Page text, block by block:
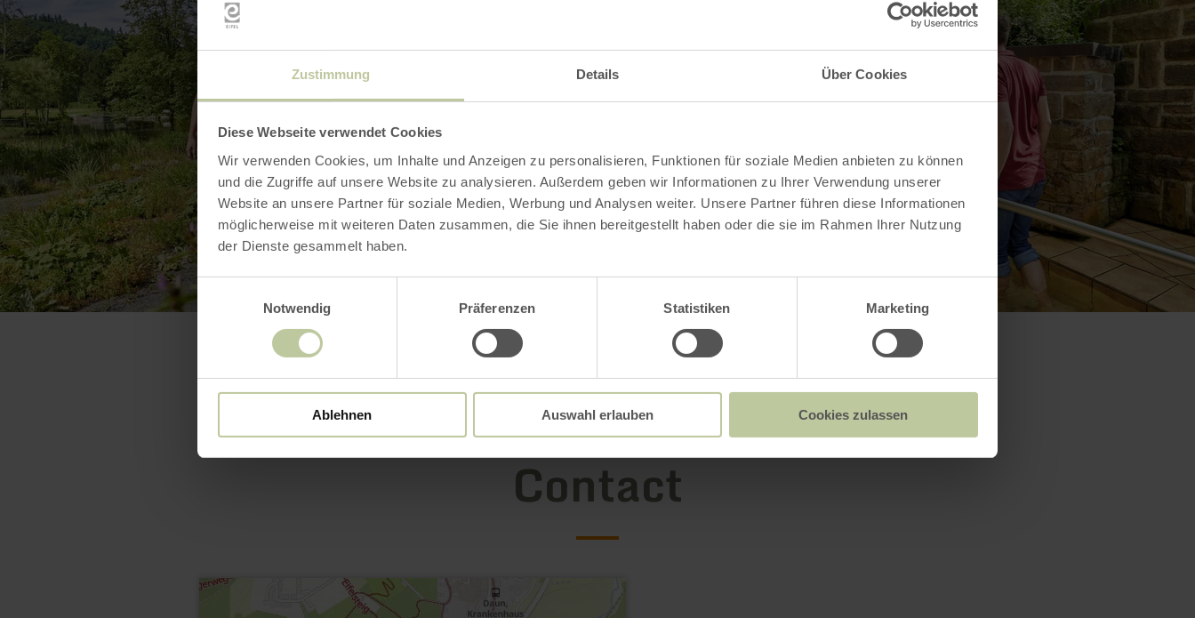
Zustimmung Details Über Cookies
Diese Webseite verwendet Cookies
Wir verwenden Cookies, um Inhalte und Anzeigen zu personalisieren, Funktionen für soziale Medien anbieten zu können
und die Zugriffe auf unsere Website zu analysieren. Außerdem geben wir Informationen zu Ihrer Verwendung unserer
Website an unsere Partner für soziale Medien, Werbung und Analysen weiter. Unsere Partner führen diese Informationen
möglicherweise mit weiteren Daten zusammen, die Sie ihnen bereitgestellt haben oder die sie im Rahmen Ihrer Nutzung
der Dienste gesammelt haben.
Notwendig
Präferenzen Statistiken Marketing
Ablehnen Auswahl erlauben Cookies zulassen
Contact